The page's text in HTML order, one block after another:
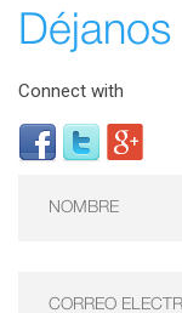
Connect with